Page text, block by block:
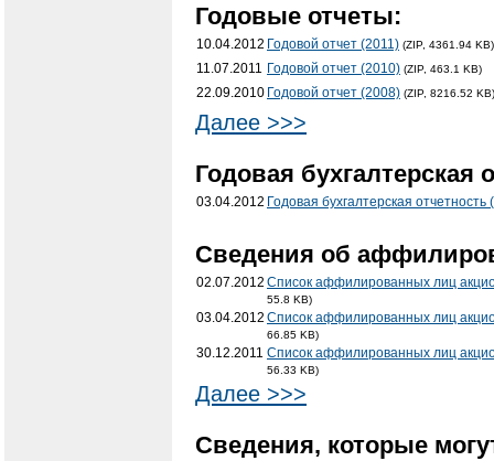
Годовые отчеты:
10.04.2012 Годовой отчет (2011) (ZIP, 4361.94 KB)
11.07.2011 Годовой отчет (2010) (ZIP, 463.1 KB)
22.09.2010 Годовой отчет (2008) (ZIP, 8216.52 KB)
Далее >>>
Годовая бухгалтерская
03.04.2012 Годовая бухгалтерская отчетность
Cведения об
02.07.2012 Список аффилированных лиц
55.8 KB)
03.04.2012 Список аффилированных лиц
66.85 KB)
30.12.2011 Список аффилированных лиц
56.33 KB)
Далее >>>
Сведения, которые